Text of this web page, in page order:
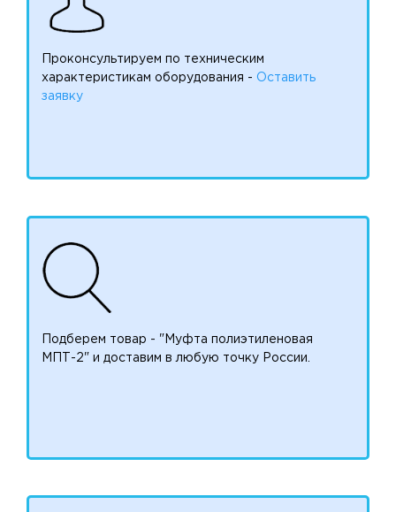
Проконсультируем по техническим
характеристикам оборудования - Оставить
заявку
Подберем товар - "Муфта полиэтиленовая
МПТ-2" и доставим в любую точку России.